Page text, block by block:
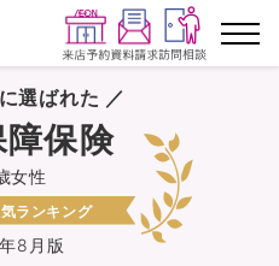
ら探す
る
探す
選ばれた ／
8月版
女性
保険
ランキング